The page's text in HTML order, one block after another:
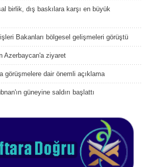
birlik, dış baskılara karşı en büyük
Bakanları bölgesel gelişmeleri görüştü
Azerbaycan'a ziyaret
görüşmelere dair önemli açıklama
güneyine saldırı başlattı